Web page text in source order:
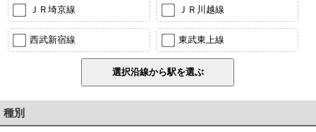
ＪＲ埼京線 ＪＲ川越線
西武新宿線 東武東上線
種別